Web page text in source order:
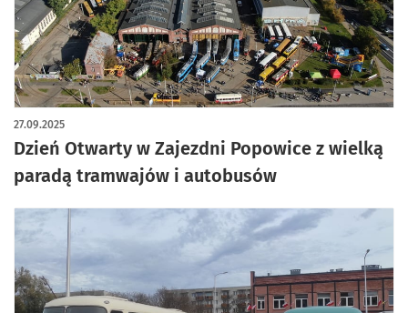
Dzień Otwarty w Zajezdni Popowice z wielką
paradą tramwajów i autobusów
27.09.2025
artykuł z galerią zdjęć